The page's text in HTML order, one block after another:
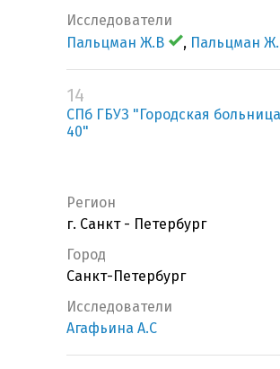
Исследователи
Пальцман Ж.В
, Пальцман
14
СПб ГБУЗ "Городская
40"
Регион
г. Санкт - Петербург
Город
Санкт-Петербург
Исследователи
Агафьина А.С